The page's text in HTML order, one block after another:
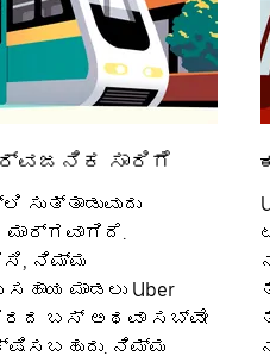
ಸಾರಿಗೆ
ಮಾರ್ಗವಾಗಿದೆ.
ನಿಮ್ಮ
ಮಾಡಲು Uber
ಬಸ್ ಅಥವಾ ಸಬ್‌ವೇ
ನಿಮ್ಮ